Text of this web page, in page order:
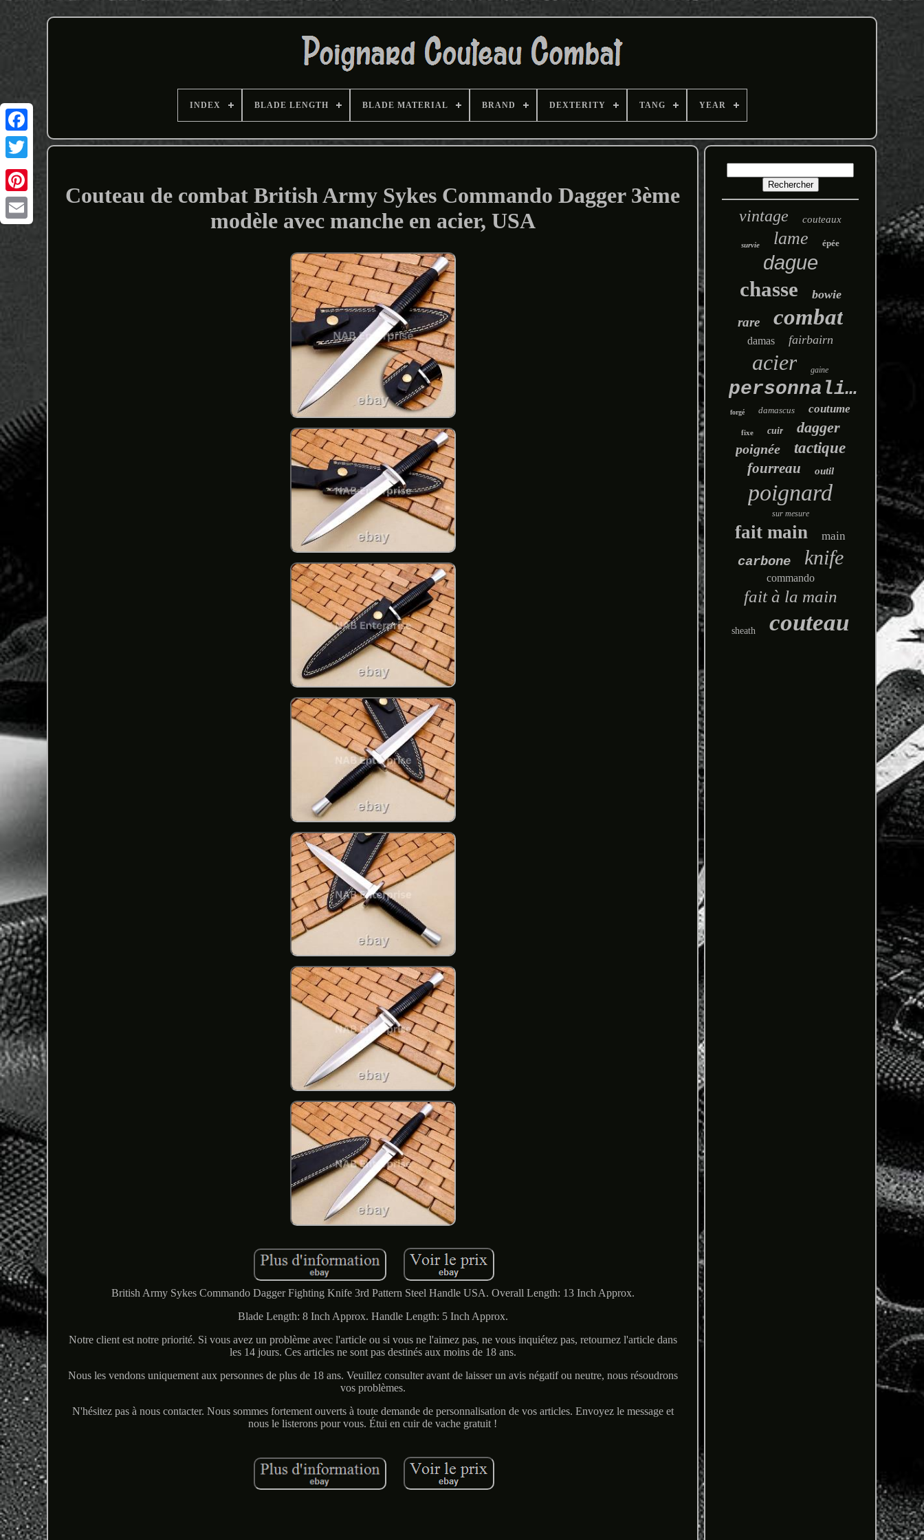
INDEX BLADE LENGTH BLADE MATERIAL BRAND DEXTERITY TANG YEAR
Couteau de combat British Army Sykes Commando Dagger 3ème
modèle avec manche en acier, USA
British Army Sykes Commando Dagger Fighting Knife 3rd Pattern Steel Handle USA. Overall Length: 13 Inch Approx.
Blade Length: 8 Inch Approx. Handle Length: 5 Inch Approx.
Notre client est notre priorité. Si vous avez un problème avec l'article ou si vous ne l'aimez pas, ne vous inquiétez pas, retournez l'article dans
les 14 jours. Ces articles ne sont pas destinés aux moins de 18 ans.
Nous les vendons uniquement aux personnes de plus de 18 ans. Veuillez consulter avant de laisser un avis négatif ou neutre, nous résoudrons
vos problèmes.
N'hésitez pas à nous contacter. Nous sommes fortement ouverts à toute demande de personnalisation de vos articles. Envoyez le message et
nous le listerons pour vous. Étui en cuir de vache gratuit !
vintage couteaux
survie lame épée
dague
chasse bowie
rare combat
damas fairbairn
acier gaine
personnalisé
forgé damascus coutume
fixe cuir dagger
poignée tactique
fourreau outil
poignard
sur mesure
fait main main
carbone knife
commando
fait à la main
sheath couteau